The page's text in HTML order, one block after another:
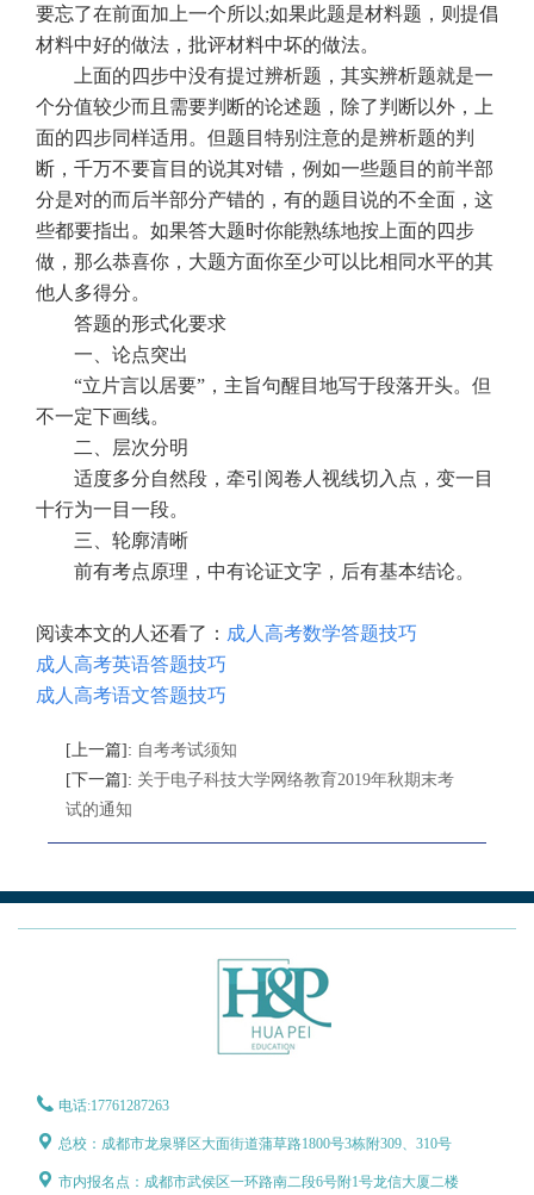
要忘了在前面加上一个所以;如果此题是材料题，则提倡
材料中好的做法，批评材料中坏的做法。
上面的四步中没有提过辨析题，其实辨析题就是一
个分值较少而且需要判断的论述题，除了判断以外，上
面的四步同样适用。但题目特别注意的是辨析题的判
断，千万不要盲目的说其对错，例如一些题目的前半部
分是对的而后半部分产错的，有的题目说的不全面，这
些都要指出。如果答大题时你能熟练地按上面的四步
做，那么恭喜你，大题方面你至少可以比相同水平的其
他人多得分。
答题的形式化要求
一、论点突出
“立片言以居要”，主旨句醒目地写于段落开头。但
不一定下画线。
二、层次分明
适度多分自然段，牵引阅卷人视线切入点，变一目
十行为一目一段。
三、轮廓清晰
前有考点原理，中有论证文字，后有基本结论。
阅读本文的人还看了： 成人高考数学答题技巧
成人高考英语答题技巧
成人高考语文答题技巧
[上一篇]: 自考考试须知
[下一篇]: 关于电子科技大学网络教育2019年秋期末考
试的通知
电话:17761287263
总校：成都市龙泉驿区大面街道蒲草路1800号3栋附309、310号
市内报名点：成都市武侯区一环路南二段6号附1号龙信大厦二楼